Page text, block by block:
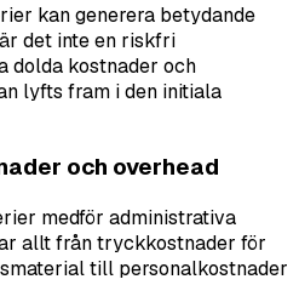
kan generera betydande
det inte en riskfri
dolda kostnader och
lyfts fram i den initiala
och overhead
medför administrativa
allt från tryckkostnader för
till personalkostnader